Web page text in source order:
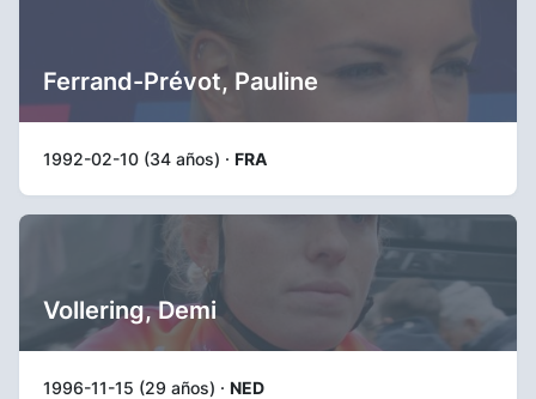
Ferrand-Prévot, Pauline
1992-02-10 (34 años) · FRA
Vollering, Demi
1996-11-15 (29 años) · NED